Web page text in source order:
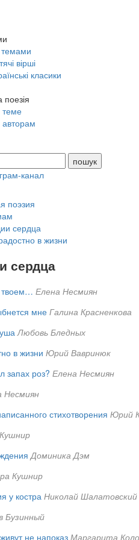
вірші
класики
поезія
канал
поэзия
сердца
в жизни
сердца
твоем… Елена Несмиян
мне Галина Красненкова
Любовь Бледных
в жизни Юрий Вавринюк
запах роз? Елена Несмиян
Несмиян
стихотворения Юрий
Доминика Дэм
Кушнир
у костра Николай Шалатовский
Бузинный
не напоказ Маргарита